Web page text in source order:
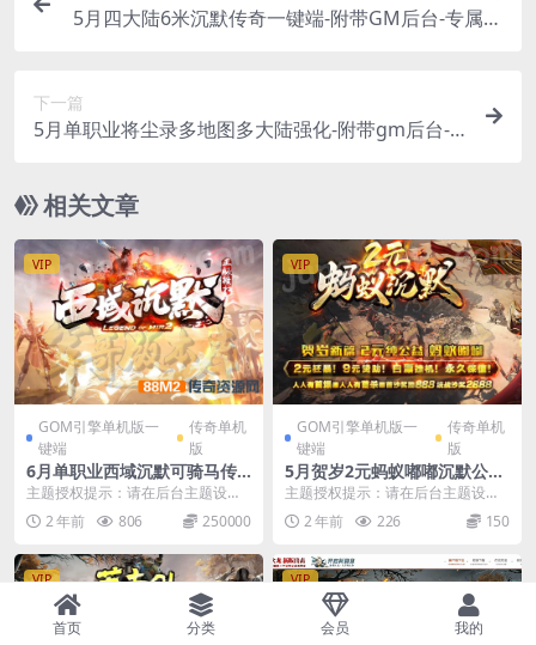
5月四大陆6米沉默传奇一键端-附带GM后台-专属神
下一篇
5月单职业将尘录多地图多大陆强化-附带gm后台-
相关文章
VIP
GOM引擎单机版一
键端
传奇单机
版
6月单职业西域沉默可骑马传
奇单机版-附带GM后台
主题授权提示：请在后台主题设置-
主题授权-激活主题的正版授权，授
权购买：RiTh...
2 年前 806 250000
VIP
GOM引擎单机版一
键端
传奇单机
版
5月贺岁2元蚂蚁嘟嘟沉默公益
单职业单机版-附带GM后台
主题授权提示：请在后台主题设置-
主题授权-激活主题的正版授权，授
权购买：RiTh...
2 年前 226 150
VIP VIP
首页 分类 会员 我的